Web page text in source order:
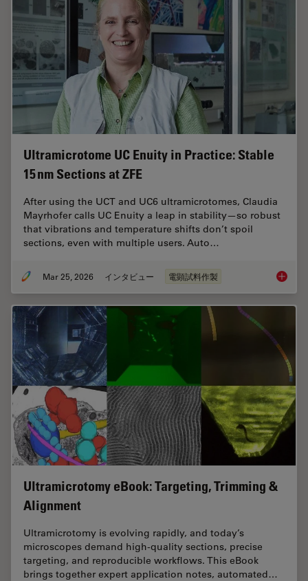
Ultramicrotome UC Enuity in Practice: Stable
15 nm Sections at ZFE
After using the UCT and UC6 ultramicrotomes, Claudia
Mayrhofer calls UC Enuity a leap in stability—so robust
that vibrations and temperature shifts don’t spoil
sections, even with multiple users. Auto…
Mar 25, 2026 インタビュー 電顕試料作製
Ultramicrotomy eBook: Targeting, Trimming &
Alignment
Ultramicrotomy is evolving rapidly, and today’s
microscopes demand high‑quality sections, precise
targeting, and reproducible workflows. This eBook
brings together expert application notes, automated…